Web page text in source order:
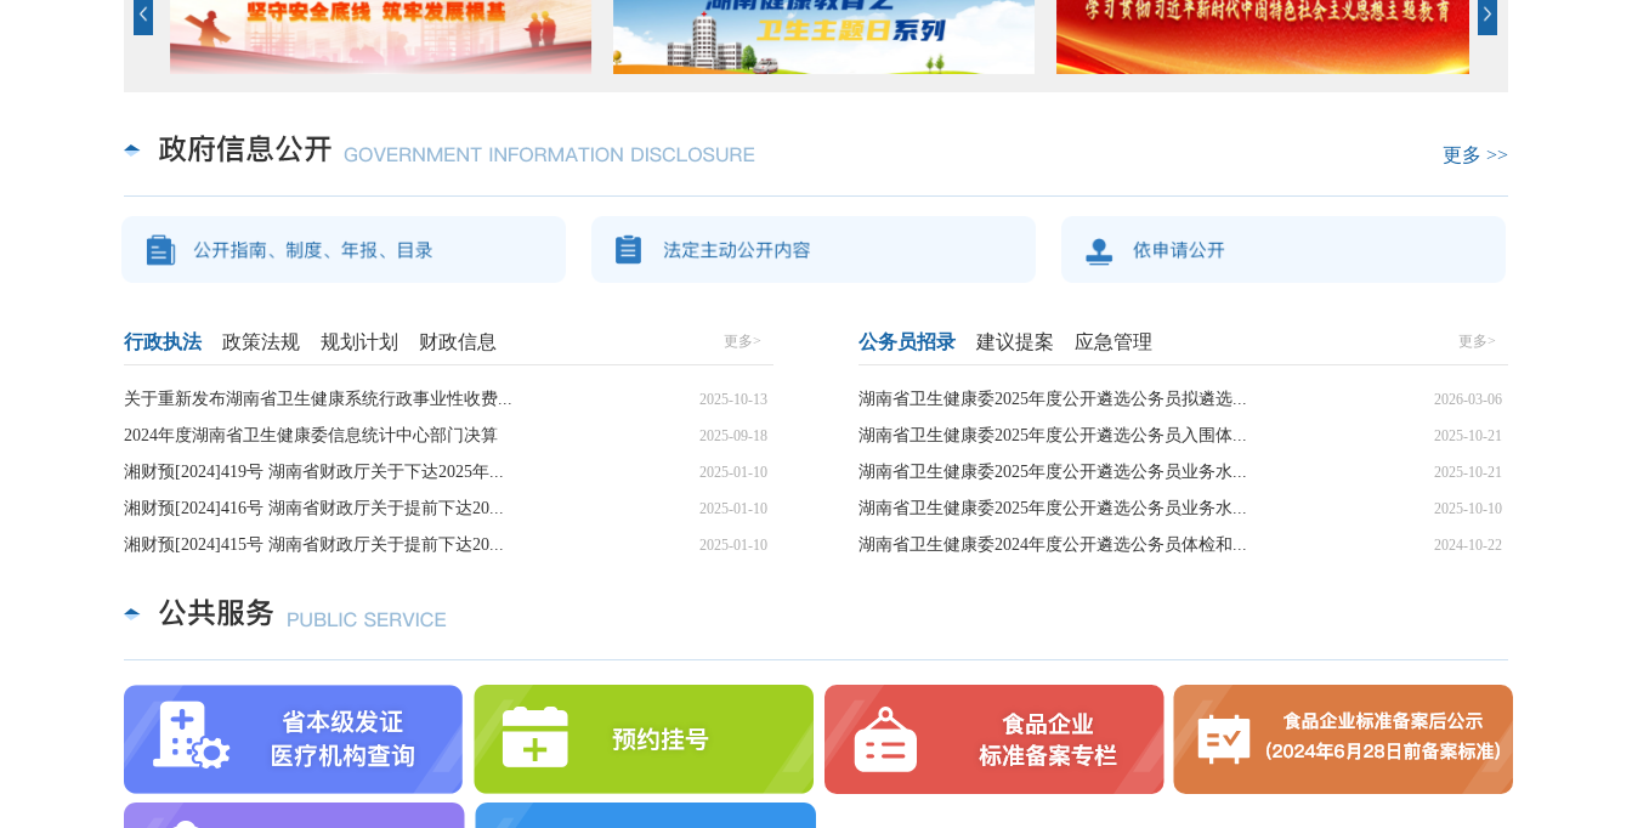
更多 >>
行政执法 政策法规 规划计划 财政信息 更多>
2025-10-13
关于重新发布湖南省卫生健康系统行政事业性收费...
2025-09-18
2024年度湖南省卫生健康委信息统计中心部门决算
2025-01-10
湘财预[2024]419号 湖南省财政厅关于下达2025年...
2025-01-10
湘财预[2024]416号 湖南省财政厅关于提前下达20...
2025-01-10
湘财预[2024]415号 湖南省财政厅关于提前下达20...
公务员招录 建议提案 应急管理 更多>
2026-03-06
湖南省卫生健康委2025年度公开遴选公务员拟遴选...
2025-10-21
湖南省卫生健康委2025年度公开遴选公务员入围体...
2025-10-21
湖南省卫生健康委2025年度公开遴选公务员业务水...
2025-10-10
湖南省卫生健康委2025年度公开遴选公务员业务水...
2024-10-22
湖南省卫生健康委2024年度公开遴选公务员体检和...